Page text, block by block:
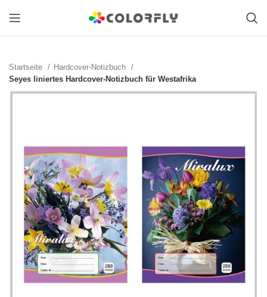
Startseite
Hardcover-Notizbuch
Seyes liniertes Hardcover-Notizbuch für Westafrika